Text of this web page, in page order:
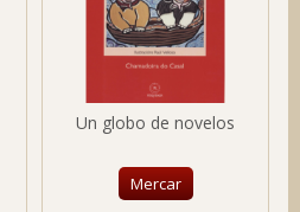
Un globo de novelos
Mercar